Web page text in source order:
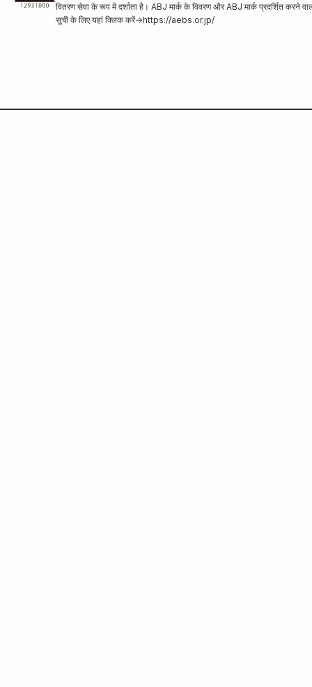
वितरण सेवा के रूप में दर्शाता है। ABJ मार्क के विवरण और ABJ मार्क प्रदर्शित करने
सूची के लिए यहां क्लिक करें→https://aebs.or.jp/